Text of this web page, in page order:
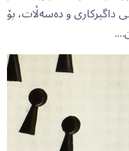
داگیرکاری و دەسەڵات، بۆ